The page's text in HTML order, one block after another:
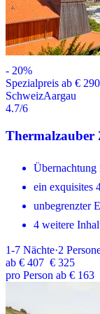
- 20%
Spezialpreis ab € 290
SchweizAargau
4.7/6
Thermalzauber
ein exquisites
unbegrenzter
4 weitere
1-7 Nächte·2
ab € 407 € 325
pro Person ab € 163